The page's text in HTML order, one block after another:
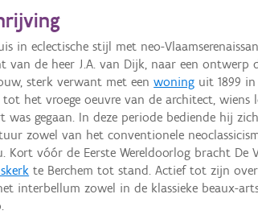
in eclectische stijl met neo-
van de heer J.A. van Dijk, naar een ontwerp
sterk verwant met eenwoning uit 1899
het vroege oeuvre van de architect, wiens
was gegaan. In deze periode bediende hij
zowel van het conventionele
Kort vóór de Eerste Wereldoorlog bracht De
te Berchem tot stand. Actief tot zijn
interbellum zowel in de klassieke beaux-